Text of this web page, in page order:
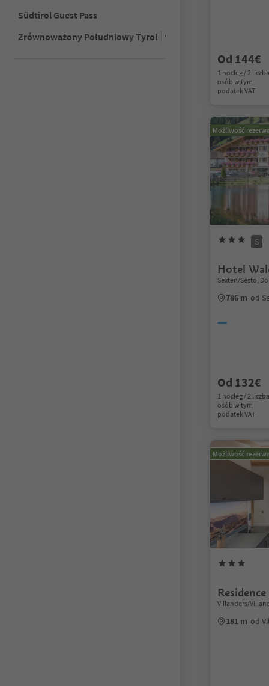
Südtirol Guest Pass
Zrównoważony Południowy Tyrol
Od 144€
1 nocleg / 2 liczba
osób w tym
podatek VAT
Możliwość
S
Hotel
Sexten/Sesto,
786 m od
Od 132€
1 nocleg / 2 liczba
osób w tym
podatek VAT
Możliwość
Villanders/
181 m od